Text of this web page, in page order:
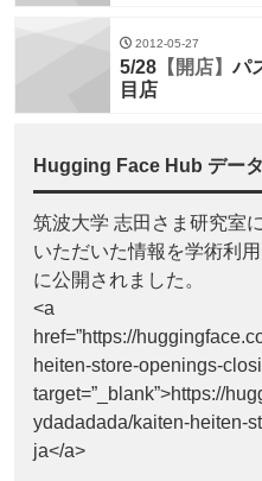
2012-05-27
5/28 【開店】パ
目店
Hugging Face Hub デー
筑波大学 志田さま研究室
いただいた情報を学術利
に公開されました。
<a
href=”https://
heiten-store-openings-
target=”_blank”>https://
ydadadada/kaiten-heiten-
ja</a>